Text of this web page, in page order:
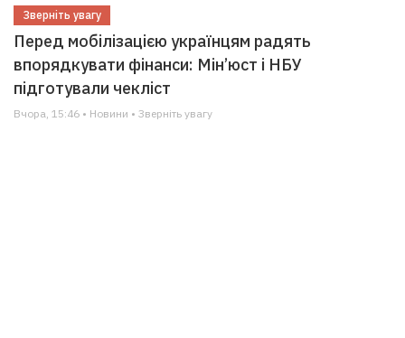
Зверніть увагу
Перед мобілізацією українцям радять
впорядкувати фінанси: Мін’юст і НБУ
підготували чекліст
Вчора, 15:46 • Новини • Зверніть увагу